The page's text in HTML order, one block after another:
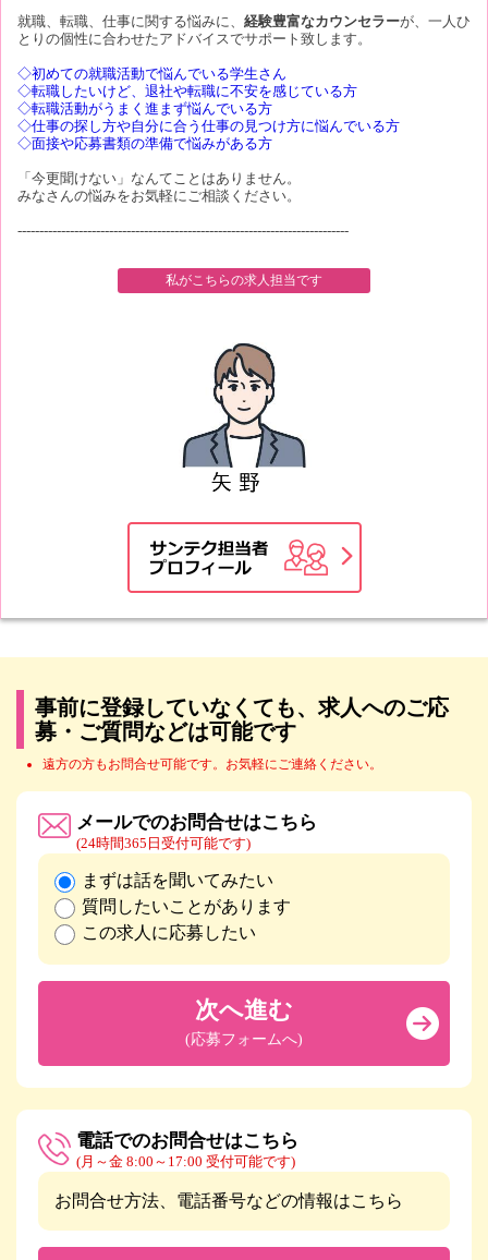
就職、転職、仕事に関する悩みに、 経験豊富なカウンセラーが、一人ひ
とりの個性に合わせたアドバイスでサポート致します。
◇初めての就職活動で悩んでいる学生さん
◇転職したいけど、退社や転職に不安を感じている方
◇転職活動がうまく進まず悩んでいる方
◇仕事の探し方や自分に合う仕事の見つけ方に悩んでいる方
◇面接や応募書類の準備で悩みがある方
「今更聞けない」なんてことはありません。
みなさんの悩みをお気軽にご相談ください。
----------------------------------------------------------------------------
私がこちらの求人担当です
事前に登録していなくても、求人へのご応
募・ご質問などは可能です
遠方の方もお問合せ可能です。お気軽にご連絡ください。
メールでのお問合せはこちら
(24時間365日受付可能です)
まずは話を聞いてみたい
質問したいことがあります
この求人に応募したい
次へ進む
(応募フォームへ)
電話でのお問合せはこちら
(月～金 8:00～17:00 受付可能です)
お問合せ方法、電話番号などの情報はこちら